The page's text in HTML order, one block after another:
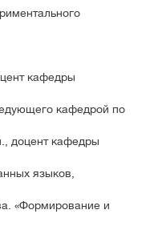
кафедры
кафедрой по
доцент кафедры
языков,
«Формирование и